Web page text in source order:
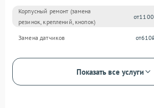
Корпусный ремонт (замена
резинок, креплений, кнопок)
1100
Замена датчиков 610
Показать все услуги